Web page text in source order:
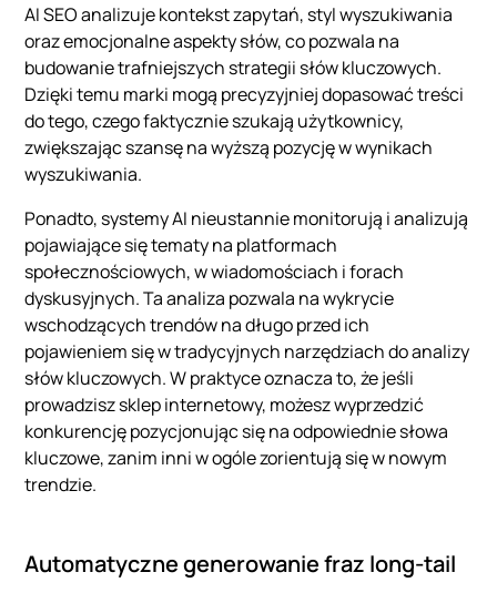
AI SEO analizuje kontekst zapytań, styl wyszukiwania
oraz emocjonalne aspekty słów, co pozwala na
budowanie trafniejszych strategii słów kluczowych.
Dzięki temu marki mogą precyzyjniej dopasować treści
do tego, czego faktycznie szukają użytkownicy,
zwiększając szansę na wyższą pozycję w wynikach
wyszukiwania.
Ponadto, systemy AI nieustannie monitorują i analizują
pojawiające się tematy na platformach
społecznościowych, w wiadomościach i forach
dyskusyjnych. Ta analiza pozwala na wykrycie
wschodzących trendów na długo przed ich
pojawieniem się w tradycyjnych narzędziach do analizy
słów kluczowych. W praktyce oznacza to, że jeśli
prowadzisz sklep internetowy, możesz wyprzedzić
konkurencję pozycjonując się na odpowiednie słowa
kluczowe, zanim inni w ogóle zorientują się w nowym
trendzie.
Automatyczne generowanie fraz long-tail